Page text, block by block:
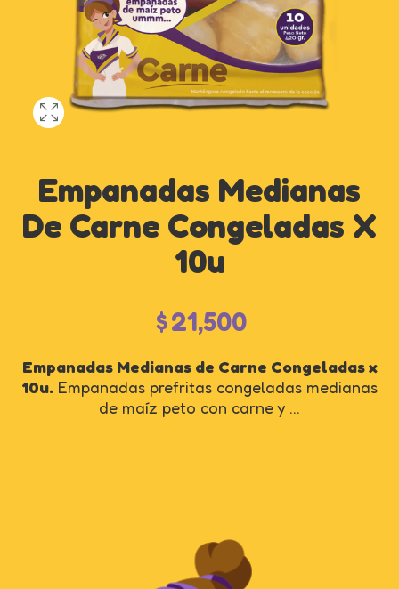
Empanadas Medianas
De Carne Congeladas X
10u
$21,500
Empanadas Medianas de Carne Congeladas x
10u. Empanadas prefritas congeladas medianas
de maíz peto con carne y ...